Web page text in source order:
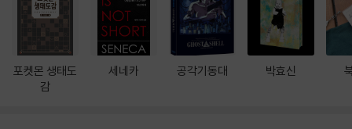
포켓몬 생태도
감
세네카 공각기동대 박효신